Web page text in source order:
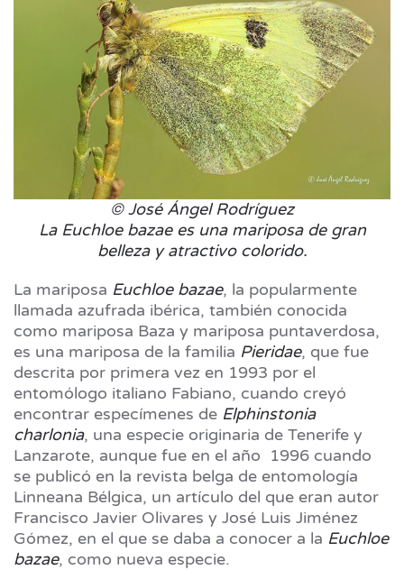
© José Ángel Rodríguez
La Euchloe bazae es una mariposa de gran
belleza y atractivo colorido.
La mariposa Euchloe bazae, la popularmente
llamada azufrada ibérica, también conocida
como mariposa Baza y mariposa puntaverdosa,
es una mariposa de la familia Pieridae, que fue
descrita por primera vez en 1993 por el
entomólogo italiano Fabiano, cuando creyó
encontrar especímenes de Elphinstonia
charlonia, una especie originaria de Tenerife y
Lanzarote, aunque fue en el año 1996 cuando
se publicó en la revista belga de entomología
Linneana Bélgica, un artículo del que eran autor
Francisco Javier Olivares y José Luis Jiménez
Gómez, en el que se daba a conocer a la Euchloe
bazae, como nueva especie.